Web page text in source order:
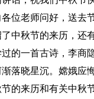
位老师问好，送去
中秋节的来历，还
的一首古诗，李商
落晓星沉。嫦娥应
的来历和有关中秋